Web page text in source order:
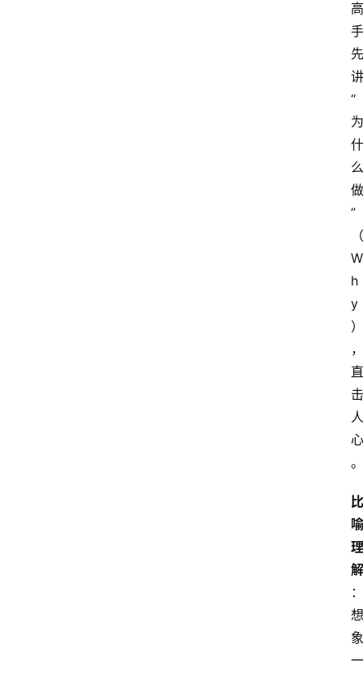
高
手
先
讲
“
为
什
么
做
”
（
W
h
y
）
，
直
击
人
心
。
比
喻
理
解
：
想
象
一